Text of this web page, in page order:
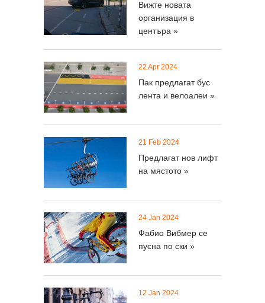
Вижте новата
организация в
центъра »
22 Apr 2024
Пак предлагат бус
лента и велоалеи »
21 Feb 2024
Предлагат нов лифт
на мястото »
24 Jan 2024
Фабио Вибмер се
пусна по ски »
12 Jan 2024